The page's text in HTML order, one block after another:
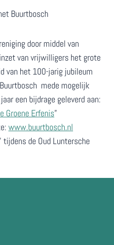
Buurtbosch
door middel van
van vrijwilligers het grote
van het 100-jarig jubileum
mede mogelijk
een bijdrage geleverd aan:
Groene Erfenis”
www.buurtbosch.nl
tijdens de Oud Luntersche